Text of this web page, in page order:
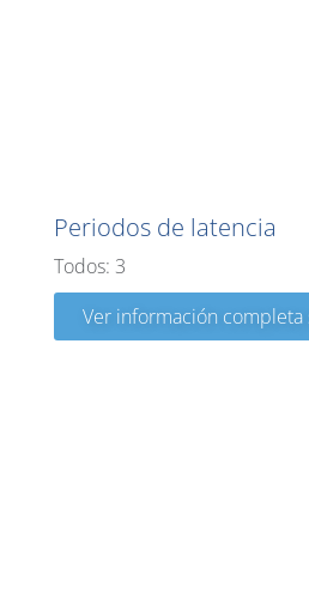
Periodos de latencia
Todos: 3
Ver información completa